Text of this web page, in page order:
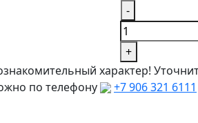
-
+
характер!
по телефону
+7 906 321 6111